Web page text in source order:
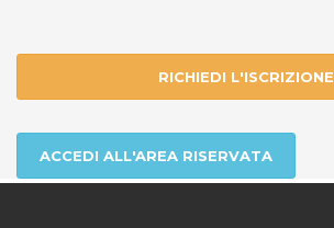
RICHIEDI L'ISCRIZIONE
ACCEDI ALL'AREA RISERVATA